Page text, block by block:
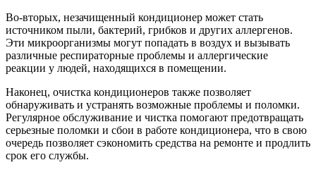
Во-вторых, незачищенный кондиционер может стать
источником пыли, бактерий, грибков и других аллергенов.
Эти микроорганизмы могут попадать в воздух и вызывать
различные респираторные проблемы и аллергические
реакции у людей, находящихся в помещении.
Наконец, очистка кондиционеров также позволяет
обнаруживать и устранять возможные проблемы и поломки.
Регулярное обслуживание и чистка помогают предотвращать
серьезные поломки и сбои в работе кондиционера, что в свою
очередь позволяет сэкономить средства на ремонте и продлить
срок его службы.